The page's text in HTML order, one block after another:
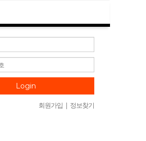
Login
회원가입 | 정보찾기